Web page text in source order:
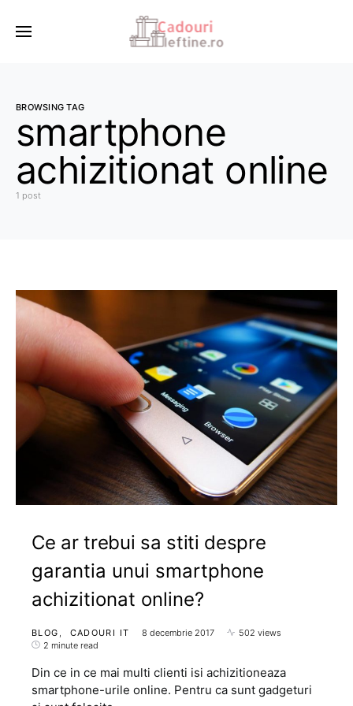
BROWSING TAG
smartphone
achizitionat online
1 post
Ce ar trebui sa stiti despre
garantia unui smartphone
achizitionat online?
BLOG CADOURI IT 8 decembrie 2017
502 views
2 minute read
Din ce in ce mai multi clienti isi achizitioneaza
smartphone-urile online. Pentru ca sunt gadgeturi